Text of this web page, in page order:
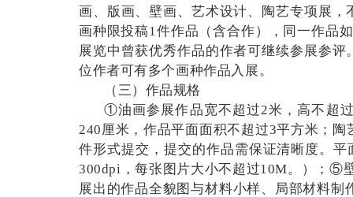
画、版画、壁画、艺术设计、陶艺专项展
画种限投稿1件作品（含合作），同一作品
展览中曾获优秀作品的作者可继续参展参
位作者可有多个画种作品入展。
（三）作品规格
①油画参展作品宽不超过2米，高不超
240厘米，作品平面面积不超过3平方米；
件形式提交，提交的作品需保证清晰度。
300dpi，每张图片大小不超过10M。）；⑤
展出的作品全貌图与材料小样、局部材料